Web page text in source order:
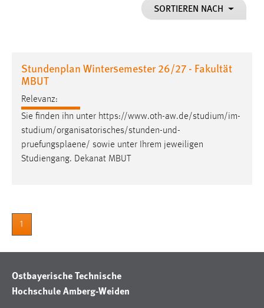
SORTIEREN NACH
Stundenplan Wintersemester 26/27 - Fakultät
MBUT
Relevanz:
Sie finden ihn unter https://www.oth-aw.de/studium/im-
studium/organisatorisches/stunden-und-
pruefungsplaene/ sowie unter Ihrem jeweiligen
Studiengang. Dekanat MBUT
1
Ostbayerische Technische
Hochschule Amberg-Weiden
staticfilecache
Für performante Seitenauslieferung wird in diesem Cookie
gespeichert, ob man eingeloggt ist.
Sprachpräferenz
Chat